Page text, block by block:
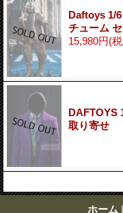
Daftoys 1/
チューム
15,980円(
DAFTOYS
取り寄せ
ホーム |